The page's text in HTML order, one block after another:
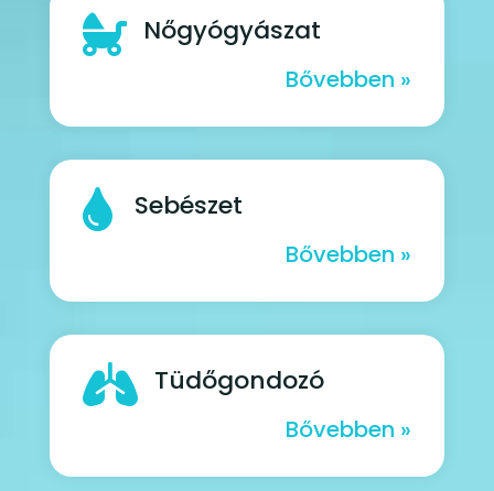
 Nőgyógyászat
Bővebben »
 Sebészet
Bővebben »
 Tüdőgondozó
Bővebben »